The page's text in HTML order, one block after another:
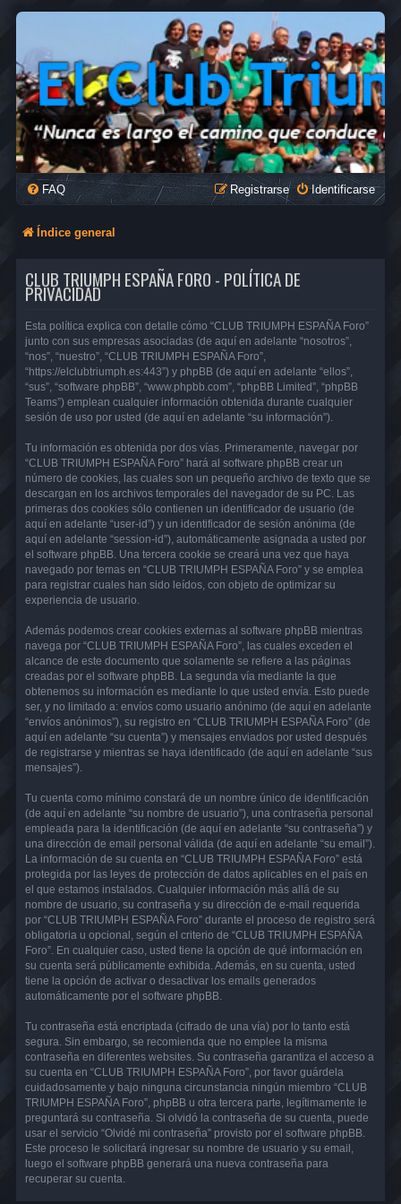
FAQ Identificarse
Registrarse
Índice general
CLUB TRIUMPH ESPAÑA FORO - POLÍTICA DE
PRIVACIDAD
Esta política explica con detalle cómo “CLUB TRIUMPH ESPAÑA Foro”
junto con sus empresas asociadas (de aquí en adelante “nosotros”,
“nos”, “nuestro”, “CLUB TRIUMPH ESPAÑA Foro”,
“https://elclubtriumph.es:443”) y phpBB (de aquí en adelante “ellos”,
“sus”, “software phpBB”, “www.phpbb.com”, “phpBB Limited”, “phpBB
Teams”) emplean cualquier información obtenida durante cualquier
sesión de uso por usted (de aquí en adelante “su información”).
Tu información es obtenida por dos vías. Primeramente, navegar por
“CLUB TRIUMPH ESPAÑA Foro” hará al software phpBB crear un
número de cookies, las cuales son un pequeño archivo de texto que se
descargan en los archivos temporales del navegador de su PC. Las
primeras dos cookies sólo contienen un identificador de usuario (de
aquí en adelante “user-id”) y un identificador de sesión anónima (de
aquí en adelante “session-id”), automáticamente asignada a usted por
el software phpBB. Una tercera cookie se creará una vez que haya
navegado por temas en “CLUB TRIUMPH ESPAÑA Foro” y se emplea
para registrar cuales han sido leídos, con objeto de optimizar su
experiencia de usuario.
Además podemos crear cookies externas al software phpBB mientras
navega por “CLUB TRIUMPH ESPAÑA Foro”, las cuales exceden el
alcance de este documento que solamente se refiere a las páginas
creadas por el software phpBB. La segunda vía mediante la que
obtenemos su información es mediante lo que usted envía. Esto puede
ser, y no limitado a: envíos como usuario anónimo (de aquí en adelante
“envíos anónimos”), su registro en “CLUB TRIUMPH ESPAÑA Foro” (de
aquí en adelante “su cuenta”) y mensajes enviados por usted después
de registrarse y mientras se haya identificado (de aquí en adelante “sus
mensajes”).
Tu cuenta como mínimo constará de un nombre único de identificación
(de aquí en adelante “su nombre de usuario”), una contraseña personal
empleada para la identificación (de aquí en adelante “su contraseña”) y
una dirección de email personal válida (de aquí en adelante “su email”).
La información de su cuenta en “CLUB TRIUMPH ESPAÑA Foro” está
protegida por las leyes de protección de datos aplicables en el país en
el que estamos instalados. Cualquier información más allá de su
nombre de usuario, su contraseña y su dirección de e-mail requerida
por “CLUB TRIUMPH ESPAÑA Foro” durante el proceso de registro será
obligatoria u opcional, según el criterio de “CLUB TRIUMPH ESPAÑA
Foro”. En cualquier caso, usted tiene la opción de qué información en
su cuenta será públicamente exhibida. Además, en su cuenta, usted
tiene la opción de activar o desactivar los emails generados
automáticamente por el software phpBB.
Tu contraseña está encriptada (cifrado de una vía) por lo tanto está
segura. Sin embargo, se recomienda que no emplee la misma
contraseña en diferentes websites. Su contraseña garantiza el acceso a
su cuenta en “CLUB TRIUMPH ESPAÑA Foro”, por favor guárdela
cuidadosamente y bajo ninguna circunstancia ningún miembro “CLUB
TRIUMPH ESPAÑA Foro”, phpBB u otra tercera parte, legítimamente le
preguntará su contraseña. Si olvidó la contraseña de su cuenta, puede
usar el servicio “Olvidé mi contraseña” provisto por el software phpBB.
Este proceso le solicitará ingresar su nombre de usuario y su email,
luego el software phpBB generará una nueva contraseña para
recuperar su cuenta.